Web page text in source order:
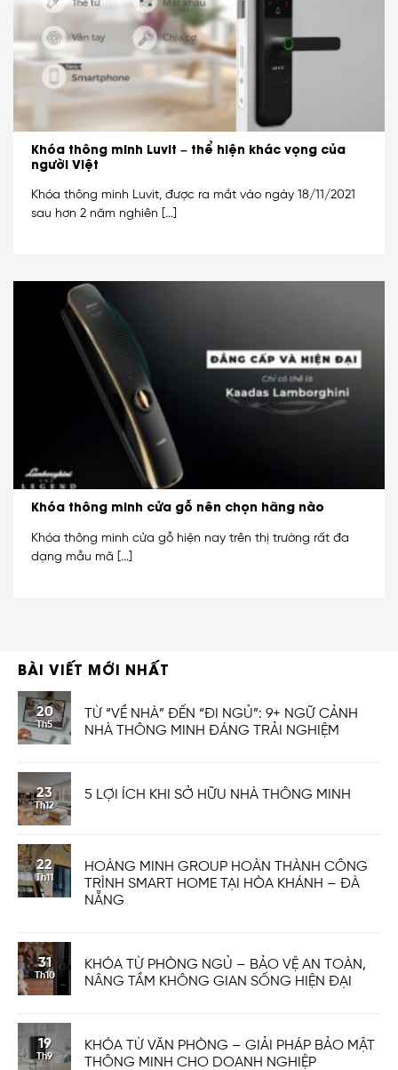
Khóa thông minh Luvit – thể hiện khác vọng của
người Việt
Khóa thông minh Luvit, được ra mắt vào ngày 18/11/2021
sau hơn 2 năm nghiên [...]
Khóa thông minh cửa gỗ nên chọn hãng nào
Khóa thông minh cửa gỗ hiện nay trên thị trường rất đa
dạng mẫu mã [...]
BÀI VIẾT MỚI NHẤT
20
Th5
TỪ “VỀ NHÀ” ĐẾN “ĐI NGỦ”: 9+ NGỮ CẢNH
NHÀ THÔNG MINH ĐÁNG TRẢI NGHIỆM
23
Th12
5 LỢI ÍCH KHI SỞ HỮU NHÀ THÔNG MINH
22
Th11
HOÀNG MINH GROUP HOÀN THÀNH CÔNG
TRÌNH SMART HOME TẠI HÒA KHÁNH – ĐÀ
NẴNG
31
Th10
KHÓA TỪ PHÒNG NGỦ – BẢO VỆ AN TOÀN,
NÂNG TẦM KHÔNG GIAN SỐNG HIỆN ĐẠI
19
Th9
KHÓA TỪ VĂN PHÒNG – GIẢI PHÁP BẢO MẬT
THÔNG MINH CHO DOANH NGHIỆP